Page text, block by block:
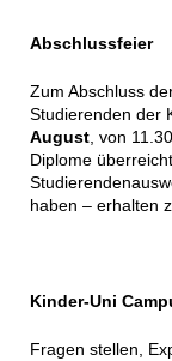
Abschlussfeier
Zum Abschluss
Studierenden der
August, von
Diplome
haben – erhalten
Kinder-Uni
Fragen stellen,